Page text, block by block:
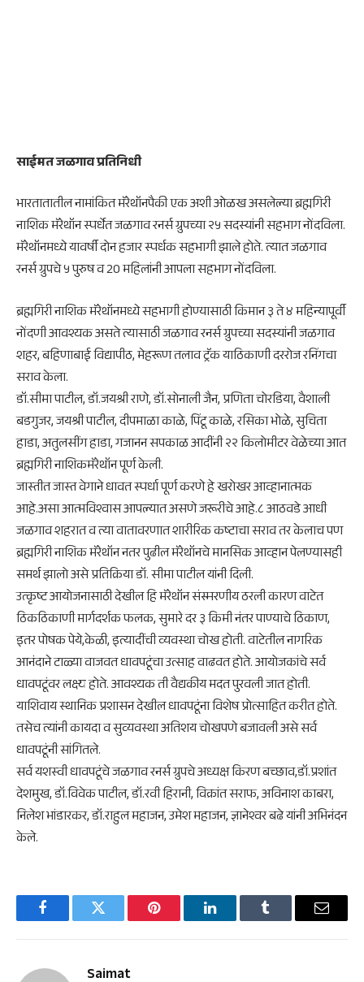
साईमत जळगाव प्रतिनिधी
भारतातातील नामांकित मॅरेथॉनपैकी एक अशी ओळख असलेल्या ब्रह्मगिरी
नाशिक मॅरेथॉन स्पर्धेत जळगाव रनर्स ग्रुपच्या २५ सदस्यांनी सहभाग नोंदविला.
मॅरेथॉनमध्ये यावर्षी दोन हजार स्पर्धक सहभागी झाले होते. त्यात जळगाव
रनर्स ग्रुपचे ५ पुरुष व 20 महिलांनी आपला सहभाग नोंदविला.
ब्रह्मगिरी नाशिक मॅरेथॉनमध्ये सहभागी होण्यासाठी किमान ३ ते ४ महिन्यापूर्वी
नोंदणी आवश्यक असते त्यासाठी जळगाव रनर्स ग्रुपच्या सदस्यांनी जळगाव
शहर, बहिणाबाई विद्यापीठ, मेहरूण तलाव ट्रॅक याठिकाणी दररोज रनिंगचा
सराव केला.
डॉ.सीमा पाटील, डॉ.जयश्री राणे, डॉ.सोनाली जैन, प्रणिता चोरडिया, वैशाली
बडगुजर, जयश्री पाटील, दीपमाळा काळे, पिंटू काळे, रसिका भोळे, सुचिता
हाडा, अतुलसींग हाडा, गजानन सपकाळ आदींनी २२ किलोमीटर वेळेच्या आत
ब्रह्मगिरी नाशिकमॅरेथॉन पूर्ण केली.
जास्तीत जास्त वेगाने धावत स्पर्धा पूर्ण करणे हे खरोखर आव्हानात्मक
आहे.असा आत्मविश्वास आपल्यात असणे जरूरीचे आहे.८ आठवडे आधी
जळगाव शहरात व त्या वातावरणात शारीरिक कष्टाचा सराव तर केलाच पण
ब्रह्मगिरी नाशिक मॅरेथॉन नतर पुढील मॅरेथॉनचे मानसिक आव्हान पेलण्यासही
समर्थ झालो असे प्रतिक्रिया डॉ. सीमा पाटील यांनी दिली.
उत्कृष्ट आयोजनासाठी देखील हि मॅरेथॉन संस्मरणीय ठरली कारण वाटेत
ठिकठिकाणी मार्गदर्शक फलक, सुमारे दर ३ किमी नंतर पाण्याचे ठिकाण,
इतर पोषक पेये,केळी, इत्यादींची व्यवस्था चोख होती. वाटेतील नागरिक
आनंदाने टाळ्या वाजवत धावपटूंचा उत्साह वाढवत होते. आयोजकांचे सर्व
धावपटूंवर लक्ष्य होते. आवश्यक ती वैद्यकीय मदत पुरवली जात होती.
याशिवाय स्थानिक प्रशासन देखील धावपटूंना विशेष प्रोत्साहित करीत होते.
तसेच त्यांनी कायदा व सुव्यवस्था अतिशय चोखपणे बजावली असे सर्व
धावपटूंनी सांगितले.
सर्व यशस्वी धावपटूंचे जळगाव रनर्स ग्रुपचे अध्यक्ष किरण बच्छाव,डॉ.प्रशांत
देशमुख, डॉ.विवेक पाटील, डॉ.रवी हिरानी, विक्रांत सराफ, अविनाश काबरा,
निलेश भांडारकर, डॉ.राहुल महाजन, उमेश महाजन, ज्ञानेश्वर बढे यांनी अभिनंदन
केले.
FacebookTwitter Pinterest LinkedInTumblr Email
Saimat